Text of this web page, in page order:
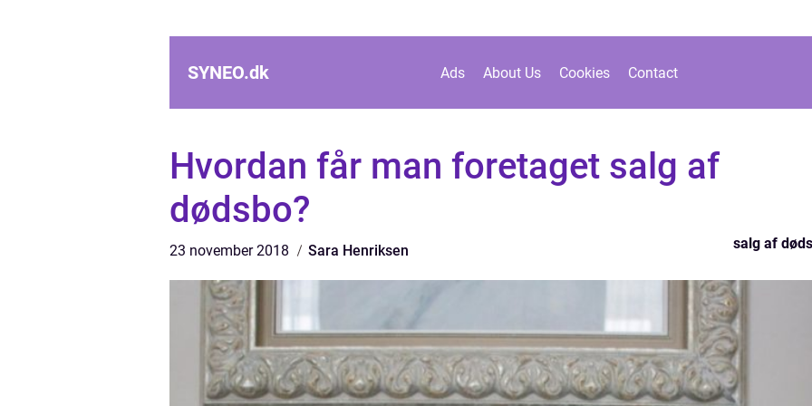
SYNEO.dk Ads About Us Cookies Contact
Hvordan får man foretaget salg af
dødsbo?
23 november 2018 Sara Henriksen salg af